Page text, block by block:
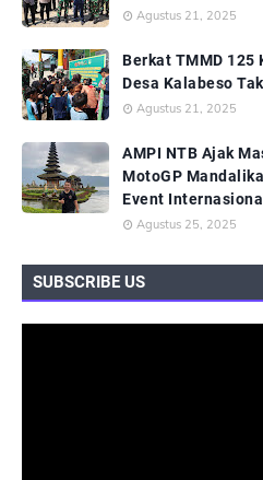
Agustus 21, 2025
Berkat TMMD 125
Desa Kalabeso
Agustus 21, 2025
AMPI NTB Ajak
MotoGP
Event Internasional
Agustus 25, 2025
SUBSCRIBE US